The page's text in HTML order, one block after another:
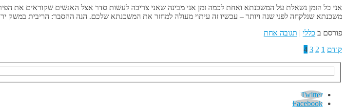
אני כל הזמן נשאלת על המשכנתא ואחת לכמה זמן אני מבינה שאני צריכה לעשות סדר אצל האנשים שקוראים את
משכנתא שנלקחה לפני שנה ויותר – עכשיו זה עיתוי מעולה למחזר את המשכנתא שלכם. הנה ההסבר: הריבית במשק
פורסם ב כללי | תגובה אחת
קודם 1
2
3
4
Twitter
Facebook